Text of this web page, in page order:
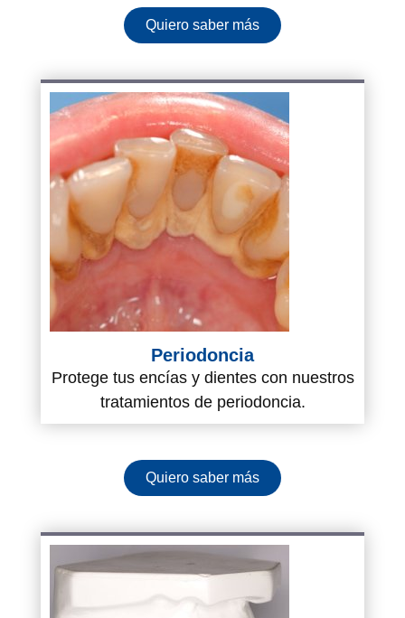
Quiero saber más
Periodoncia
Protege tus encías y dientes con nuestros
tratamientos de periodoncia.
Quiero saber más